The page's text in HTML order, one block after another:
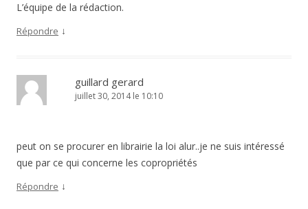
L’équipe de la rédaction.
Répondre ↓
guillard gerard
juillet 30, 2014 le 10:10
peut on se procurer en librairie la loi alur..je ne suis intéressé
que par ce qui concerne les copropriétés
Répondre ↓